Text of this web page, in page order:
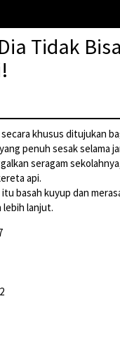
Tidak
khusus ditujukan
penuh sesak selama
seragam
api.
itu basah kuyup dan
lebih lanjut.